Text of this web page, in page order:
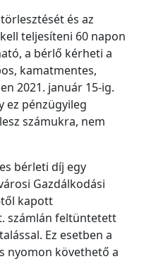
és az
teljesíteni 60 napon
a bérlő kérheti a
kamatmentes,
2021. január 15-ig.
ez pénzügyileg
számukra, nem
bérleti díj egy
Gazdálkodási
től kapott
számlán feltüntetett
Ez esetben a
nyomon követhető a